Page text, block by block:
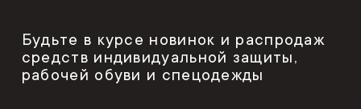
Будьте в курсе новинок и распродаж
средств индивидуальной защиты,
рабочей обуви и спецодежды